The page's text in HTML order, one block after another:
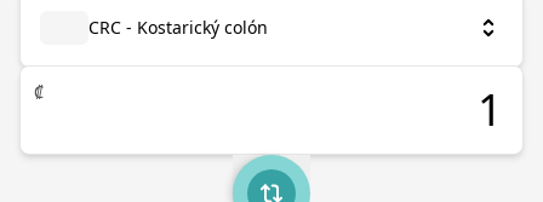
CRC - Kostarický colón
₡